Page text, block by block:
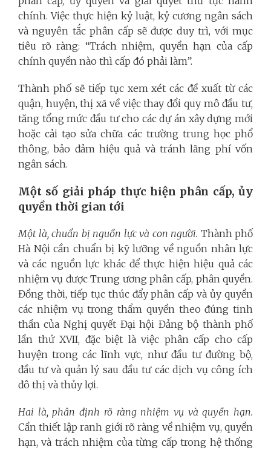
chính. Việc thực hiện kỷ luật, kỷ cương ngân sách
và nguyên tắc phân cấp sẽ được duy trì, với mục
tiêu rõ ràng: “Trách nhiệm, quyền hạn của cấp
chính quyền nào thì cấp đó phải làm”.
Thành phố sẽ tiếp tục xem xét các đề xuất từ các
quận, huyện, thị xã về việc thay đổi quy mô đầu tư,
tăng tổng mức đầu tư cho các dự án xây dựng mới
hoặc cải tạo sửa chữa các trường trung học phổ
thông, bảo đảm hiệu quả và tránh lãng phí vốn
ngân sách.
Một số giải pháp thực hiện phân cấp, ủy
quyền thời gian tới
Một là, chuẩn bị nguồn lực và con người. Thành phố
Hà Nội cần chuẩn bị kỹ lưỡng về nguồn nhân lực
và các nguồn lực khác để thực hiện hiệu quả các
nhiệm vụ được Trung ương phân cấp, phân quyền.
Đồng thời, tiếp tục thúc đẩy phân cấp và ủy quyền
các nhiệm vụ trong thẩm quyền theo đúng tinh
thần của Nghị quyết Đại hội Đảng bộ thành phố
lần thứ XVII, đặc biệt là việc phân cấp cho cấp
huyện trong các lĩnh vực, như đầu tư đường bộ,
đầu tư và quản lý sau đầu tư các dịch vụ công ích
đô thị và thủy lợi.
Hai là, phân định rõ ràng nhiệm vụ và quyền hạn.
Cần thiết lập ranh giới rõ ràng về nhiệm vụ, quyền
hạn, và trách nhiệm của từng cấp trong hệ thống